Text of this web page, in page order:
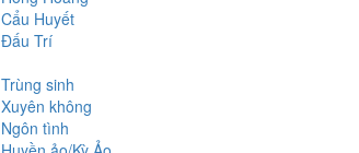
Cẩu Huyết
Đấu Trí
Trùng sinh
Xuyên không
Ngôn tình